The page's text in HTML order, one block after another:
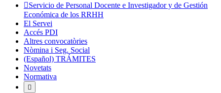
Servicio de Personal Docente e Investigador y de Gestión
Económica de los RRHH
El Servei
Accés PDI
Altres convocatòries
Nòmina i Seg. Social
(Español) TRÁMITES
Novetats
Normativa